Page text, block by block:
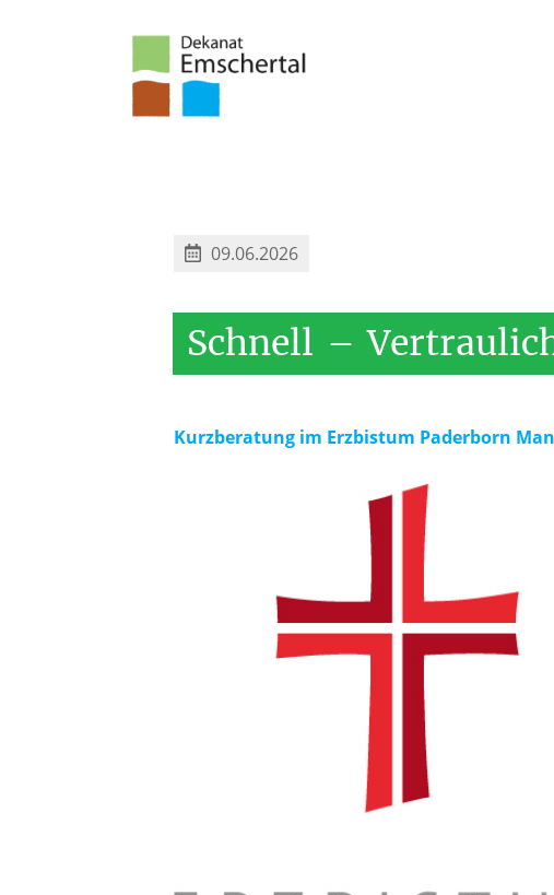
09.06.2026
Schnell –
Kurzberatung im Erzbistum Paderborn